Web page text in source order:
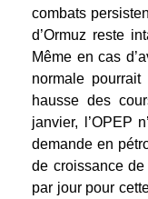
combats
d’Ormuz reste
Même en cas
normale
hausse des
janvier, l’OPEP
demande en
de croissance
par jour pour